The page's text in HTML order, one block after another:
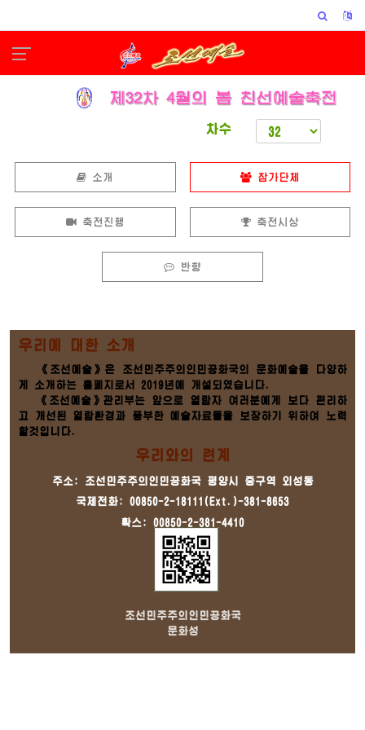
차수
소개 참가단체
축전진행 축전시상
반향
우리에 대한 소개
《조선예술》은 조선민주주의인민공화국의 문화예술을 다양하
게 소개하는 홈페지로서 2019년에 개설되였습니다.
《조선예술》관리부는 앞으로 열람자 여러분에게 보다 편리하
고 개선된 열람환경과 풍부한 예술자료들을 보장하기 위하여 노력
할것입니다.
우리와의 련계
주소: 조선민주주의인민공화국 평양시 중구역 외성동
국제전화: 00850-2-18111(Ext.)-381-8653
확스: 00850-2-381-4410
조선민주주의인민공화국
문화성